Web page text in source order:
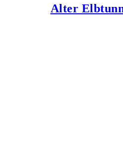
Alter